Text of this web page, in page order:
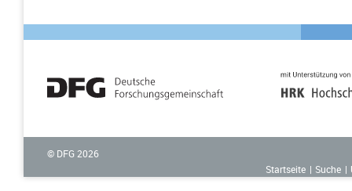
© DFG 2026
Startseite
Suche